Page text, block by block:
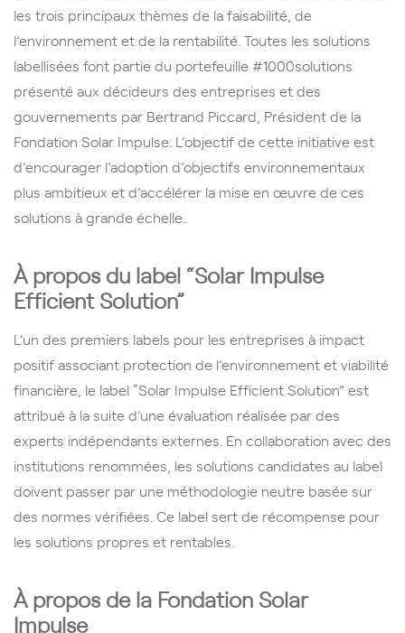
les trois principaux thèmes de la faisabilité, de
l’environnement et de la rentabilité. Toutes les solutions
labellisées font partie du portefeuille #1000solutions
présenté aux décideurs des entreprises et des
gouvernements par Bertrand Piccard, Président de la
Fondation Solar Impulse. L’objectif de cette initiative est
d’encourager l’adoption d’objectifs environnementaux
plus ambitieux et d’accélérer la mise en œuvre de ces
solutions à grande échelle.
À propos du label “Solar Impulse
Efficient Solution”
L’un des premiers labels pour les entreprises à impact
positif associant protection de l’environnement et viabilité
financière, le label “Solar Impulse Efficient Solution” est
attribué à la suite d’une évaluation réalisée par des
experts indépendants externes. En collaboration avec des
institutions renommées, les solutions candidates au label
doivent passer par une méthodologie neutre basée sur
des normes vérifiées. Ce label sert de récompense pour
les solutions propres et rentables.
À propos de la Fondation Solar
Impulse